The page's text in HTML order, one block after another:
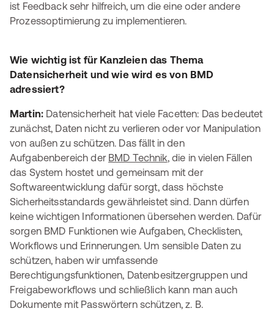
ist Feedback sehr hilfreich, um die eine oder andere
Prozessoptimierung zu implementieren.
Wie wichtig ist für Kanzleien das Thema
Datensicherheit und wie wird es von BMD
adressiert?
Martin: Datensicherheit hat viele Facetten: Das bedeutet
zunächst, Daten nicht zu verlieren oder vor Manipulation
von außen zu schützen. Das fällt in den
Aufgabenbereich der BMD Technik, die in vielen Fällen
das System hostet und gemeinsam mit der
Softwareentwicklung dafür sorgt, dass höchste
Sicherheitsstandards gewährleistet sind. Dann dürfen
keine wichtigen Informationen übersehen werden. Dafür
sorgen BMD Funktionen wie Aufgaben, Checklisten,
Workflows und Erinnerungen. Um sensible Daten zu
schützen, haben wir umfassende
Berechtigungsfunktionen, Datenbesitzergruppen und
Freigabeworkflows und schließlich kann man auch
Dokumente mit Passwörtern schützen, z. B.